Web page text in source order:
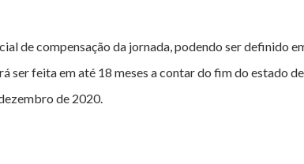
de compensação da jornada, podendo ser definido
ser feita em até 18 meses a contar do fim do estado de
de 2020.